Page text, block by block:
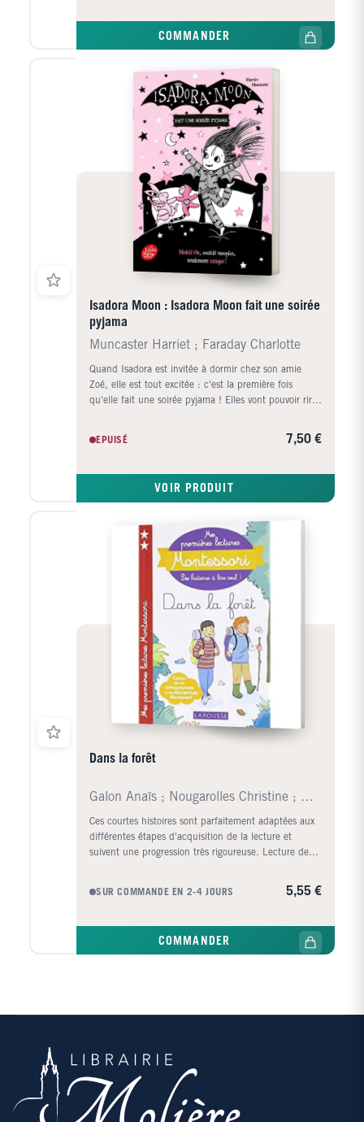
domaine (normal : il est le seul). Dans son livre, il
rassemble tous les conseils et règles indispensables
Faire vos courses sans vous perdre ni être confondu
avec un sac à provisions. Vous créer un costume
d'abeille pour faire fuir un essaim. Distraire un ours
polaire avec un tour de carte... Et, qui sait, peut-être
obtiendrez-vous, grâce à lui, votre diplôme de
dangerologiste de niveau 1 ...
COMMANDER
Isadora Moon : Isadora Moon fait une soirée
pyjama
Muncaster Harriet ; Faraday Charlotte
Quand Isadora est invitée à dormir chez son amie
Zoé, elle est tout excitée : c'est la première fois
qu'elle fait une soirée pyjama ! Elles vont pouvoir rire
ingrédients magiques dans leur préparation ...
EPUISÉ 7,50 €
VOIR PRODUIT
Dans la forêt
Galon Anaïs ; Nougarolles Christine ; Rinaldi Juli
Ces courtes histoires sont parfaitement adaptées aux
différentes étapes d'acquisition de la lecture et
suivent une progression très rigoureuse. Lecture de
consonnes et des premiers mots outils ; Lecture des
écritures d'un même son. Vous trouverez dans
SUR COMMANDE EN 2-4 JOURS 5,55 €
COMMANDER